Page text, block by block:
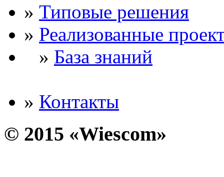
» Типовые решения
» Реализованные
» База знаний
» Контакты
© 2015 «Wiescom»